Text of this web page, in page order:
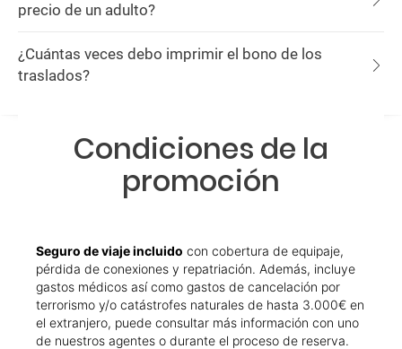
precio de un adulto?
¿Cuántas veces debo imprimir el bono de los
traslados?
Condiciones de la
promoción
Seguro de viaje incluido con cobertura de equipaje,
pérdida de conexiones y repatriación. Además, incluye
gastos médicos así como gastos de cancelación por
terrorismo y/o catástrofes naturales de hasta 3.000€ en
el extranjero, puede consultar más información con uno
de nuestros agentes o durante el proceso de reserva.